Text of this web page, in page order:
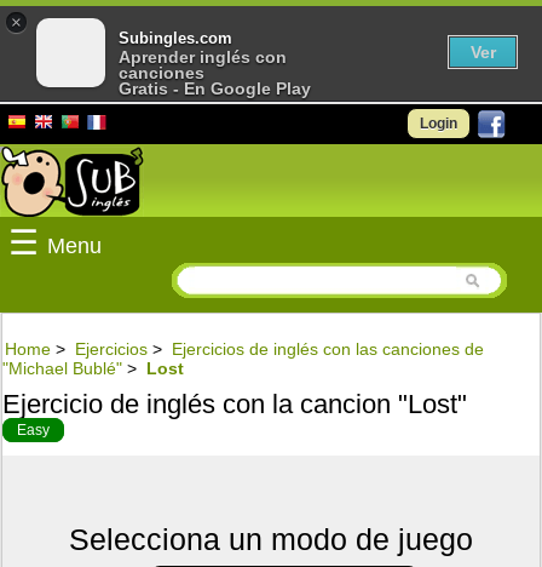
Login
☰ Menu
Home > Ejercicios > Ejercicios de inglés con las canciones de
"Michael Bublé" > Lost
Ejercicio de inglés con la cancion "Lost"
Easy
Selecciona un modo de juego
×
Subingles.com
Aprender inglés con
canciones
Gratis - En Google Play
Ver